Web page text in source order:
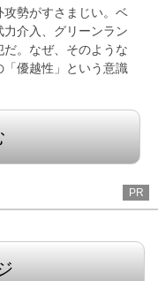
勢がすさまじい。ベ
介入、グリーンラン
だ。なぜ、そのような
優越性」という意識
PR